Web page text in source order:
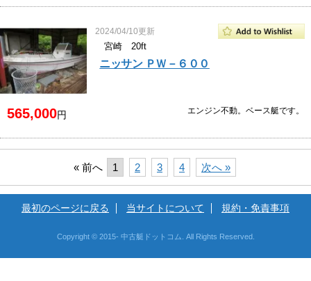
2024/04/10更新
宮崎 20ft
ニッサン ＰＷ－６００
565,000円 エンジン不動。ベース艇です。
« 前へ 1 2 3 4 次へ »
最初のページに戻る 当サイトについて 規約・免責事項
Copyright © 2015- 中古艇ドットコム. All Rights Reserved.